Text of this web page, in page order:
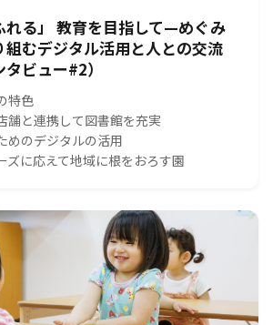
れる」 教育を目指して—めぐみ
組むデジタル活用と人との交流
タビュー#2）
特色
舗と連携して図書館を充実
めのデジタルの活用
ズに応えて地域に根をおろす園